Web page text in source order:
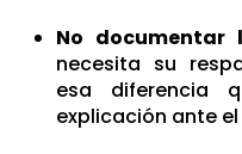
No documentar
necesita su
esa diferencia
explicación ante el